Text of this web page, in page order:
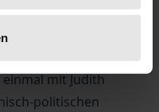
wird
und Thomas
mit Judith
politischen